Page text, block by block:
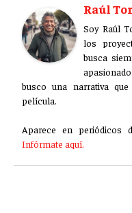
busco una narrativa
película.
Aparece en periódicos
Infórmate aquí.
Raúl
Soy Raúl
los
busca
busco una narrativa
película.
Aparece en periódicos
Infórmate aquí.